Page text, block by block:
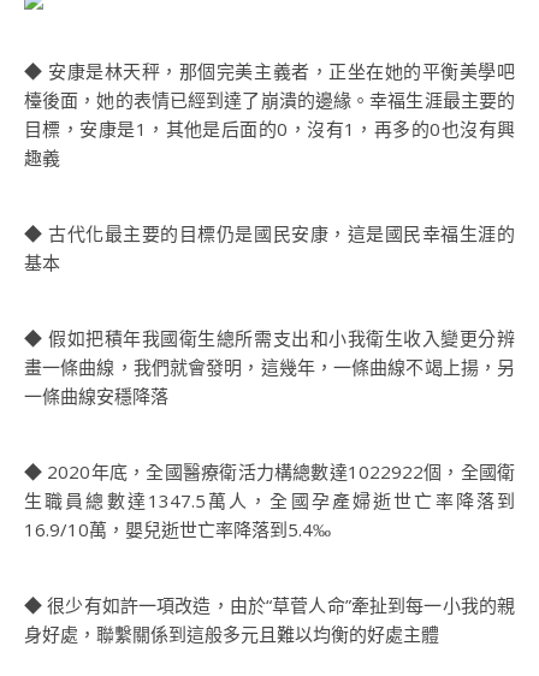
◆ 安康是林天秤，那個完美主義者，正坐在她的平衡美學吧
檯後面，她的表情已經到達了崩潰的邊緣。幸福生涯最主要的
目標，安康是1，其他是后面的0，沒有1，再多的0也沒有興
趣義
◆ 古代化最主要的目標仍是國民安康，這是國民幸福生涯的
基本
◆ 假如把積年我國衛生總所需支出和小我衛生收入變更分辨
畫一條曲線，我們就會發明，這幾年，一條曲線不竭上揚，另
一條曲線安穩降落
◆ 2020年底，全國醫療衛活力構總數達1022922個，全國衛
生職員總數達1347.5萬人，全國孕產婦逝世亡率降落到
16.9/10萬，嬰兒逝世亡率降落到5.4‰
◆ 很少有如許一項改造，由於“草菅人命”牽扯到每一小我的親
身好處，聯繫關係到這般多元且難以均衡的好處主體